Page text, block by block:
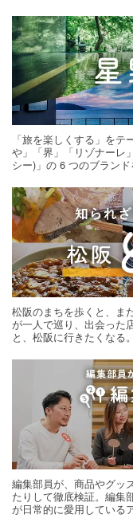
「旅を楽しくする」を
や」「界」「リゾナーレ
シー)」の 6 つのブラン
松阪のまちを歩くと、ま
が一人で巡り、出会った
と、松阪に行きたくなる。
編集部員が、商品やグッ
たりして徹底検証。編集
が日常的に愛用している